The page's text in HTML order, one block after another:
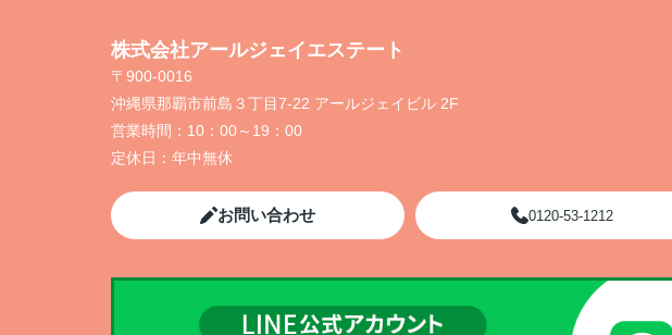
株式会社アールジェイエステート
〒900-0016
沖縄県那覇市前島３丁目7-22 アールジェイビル 2F
営業時間： 10：00～19：00
定休日： 年中無休
お問い合わせ 0120-53-1212